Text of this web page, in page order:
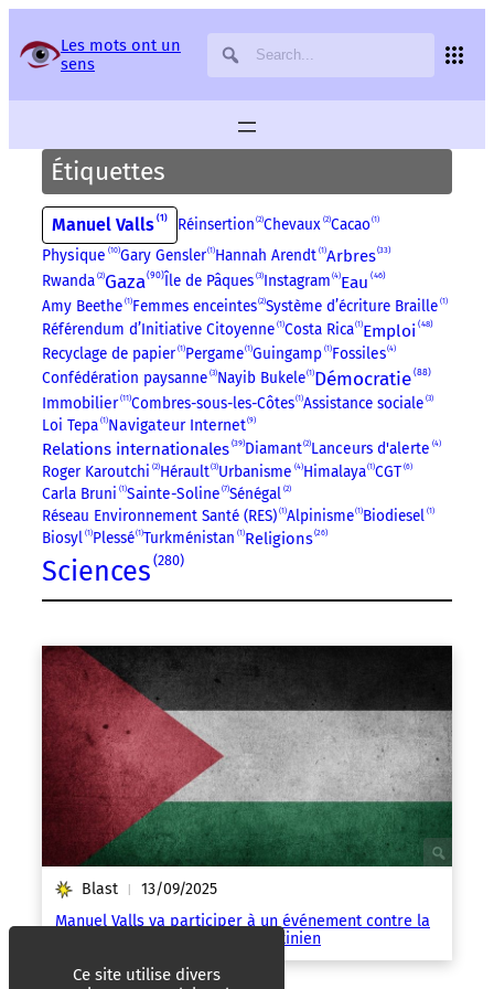
Les mots ont un
sens
Étiquettes
Manuel Valls 1 Réinsertion 2 Chevaux 2 Cacao 1
Physique 10 Gary Gensler 1 Hannah Arendt 1 Arbres 33
Rwanda 2 Gaza 90 Île de Pâques 3 Instagram 4 Eau 46
Amy Beethe 1 Femmes enceintes 2 Système d’écriture Braille 1
Référendum d’Initiative Citoyenne 1 Costa Rica 1 Emploi 48
Recyclage de papier 1 Pergame 1 Guingamp 1 Fossiles 4
Confédération paysanne 3 Nayib Bukele 1 Démocratie 88
Immobilier 11 Combres-sous-les-Côtes 1 Assistance sociale 3
Loi Tepa 1 Navigateur Internet 9
Relations internationales 39 Diamant 2 Lanceurs d'alerte 4
Roger Karoutchi 2 Hérault 3 Urbanisme 4 Himalaya 1 CGT 6
Carla Bruni 1 Sainte-Soline 7 Sénégal 2
Réseau Environnement Santé (RES) 1 Alpinisme 1 Biodiesel 1
Biosyl 1 Plessé 1 Turkménistan 1 Religions 26
Sciences 280
Blast | 13/09/2025
Manuel Valls va participer à un événement contre la
reconnaissance d’un État palestinien
Panneau de gestion des services
Ce site utilise divers